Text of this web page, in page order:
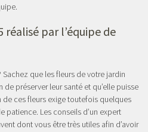
réalisé par l’équipe de
que les fleurs de votre jardin
préserver leur santé et qu’elle puisse
de ces fleurs exige toutefois quelques
patience. Les conseils d’un expert
dont vous être très utiles afin d’avoir